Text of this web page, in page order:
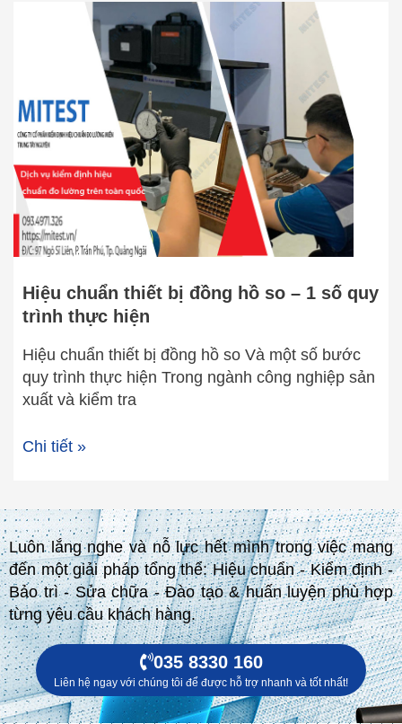
Hiệu chuẩn thiết bị đồng hồ so – 1 số quy
trình thực hiện
Hiệu chuẩn thiết bị đồng hồ so Và một số bước
quy trình thực hiện Trong ngành công nghiệp sản
xuất và kiểm tra
đồng
hồ
so
–
1
số
quy
trình
hiện
Chi tiết »
Luôn lắng nghe và nỗ lực hết mình trong việc mang
đến một giải pháp tổng thể: Hiệu chuẩn - Kiểm định -
Bảo trì - Sửa chữa - Đào tạo & huấn luyện phù hợp
từng yêu cầu khách hàng.
035 8330 160
Liên hệ ngay với chúng tôi để được hỗ trợ nhanh và tốt nhất!